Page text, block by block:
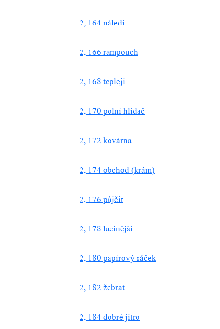
2, 164 náledí
2, 166 rampouch
2, 168 tepleji
2, 170 polní hlídač
2, 172 kovárna
2, 174 obchod (krám)
2, 176 půjčit
2, 178 lacinější
2, 180 papírový sáček
2, 182 žebrat
2, 184 dobré jitro